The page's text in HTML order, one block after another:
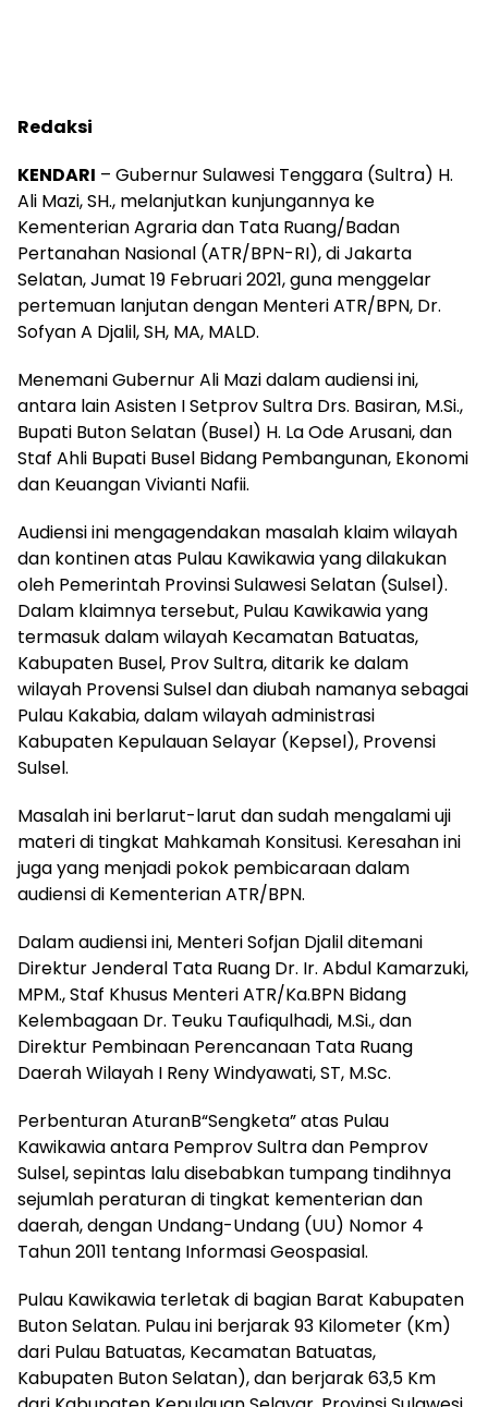
Redaksi
KENDARI – Gubernur Sulawesi Tenggara (Sultra) H.
Ali Mazi, SH., melanjutkan kunjungannya ke
Kementerian Agraria dan Tata Ruang/Badan
Pertanahan Nasional (ATR/BPN-RI), di Jakarta
Selatan, Jumat 19 Februari 2021, guna menggelar
pertemuan lanjutan dengan Menteri ATR/BPN, Dr.
Sofyan A Djalil, SH, MA, MALD.
Menemani Gubernur Ali Mazi dalam audiensi ini,
antara lain Asisten I Setprov Sultra Drs. Basiran, M.Si.,
Bupati Buton Selatan (Busel) H. La Ode Arusani, dan
Staf Ahli Bupati Busel Bidang Pembangunan, Ekonomi
dan Keuangan Vivianti Nafii.
Audiensi ini mengagendakan masalah klaim wilayah
dan kontinen atas Pulau Kawikawia yang dilakukan
oleh Pemerintah Provinsi Sulawesi Selatan (Sulsel).
Dalam klaimnya tersebut, Pulau Kawikawia yang
termasuk dalam wilayah Kecamatan Batuatas,
Kabupaten Busel, Prov Sultra, ditarik ke dalam
wilayah Provensi Sulsel dan diubah namanya sebagai
Pulau Kakabia, dalam wilayah administrasi
Kabupaten Kepulauan Selayar (Kepsel), Provensi
Sulsel.
Masalah ini berlarut-larut dan sudah mengalami uji
materi di tingkat Mahkamah Konsitusi. Keresahan ini
juga yang menjadi pokok pembicaraan dalam
audiensi di Kementerian ATR/BPN.
Dalam audiensi ini, Menteri Sofjan Djalil ditemani
Direktur Jenderal Tata Ruang Dr. Ir. Abdul Kamarzuki,
MPM., Staf Khusus Menteri ATR/Ka.BPN Bidang
Kelembagaan Dr. Teuku Taufiqulhadi, M.Si., dan
Direktur Pembinaan Perencanaan Tata Ruang
Daerah Wilayah I Reny Windyawati, ST, M.Sc.
Perbenturan AturanB“Sengketa” atas Pulau
Kawikawia antara Pemprov Sultra dan Pemprov
Sulsel, sepintas lalu disebabkan tumpang tindihnya
sejumlah peraturan di tingkat kementerian dan
daerah, dengan Undang-Undang (UU) Nomor 4
Tahun 2011 tentang Informasi Geospasial.
Pulau Kawikawia terletak di bagian Barat Kabupaten
Buton Selatan. Pulau ini berjarak 93 Kilometer (Km)
dari Pulau Batuatas, Kecamatan Batuatas,
Kabupaten Buton Selatan), dan berjarak 63,5 Km